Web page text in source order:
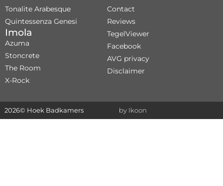
Tonalite Arabesque
Quintessenza Genesi
Imola
Azuma
Stoncrete
The Room
X-Rock
Contact
Reviews
TegelViewer
Facebook
AVG privacy
Disclaimer
2026© Hoek Badkamers by Ikoon